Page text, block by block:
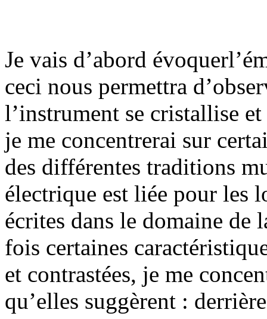
Je vais d’abord
ceci nous permettra
l’instrument se cristallise
je me concentrerai sur
des différentes traditions
électrique est liée pour les
écrites dans le domaine de
fois certaines
et contrastées, je me
qu’elles suggèrent :